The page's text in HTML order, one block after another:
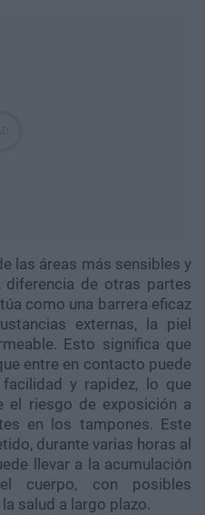
las áreas más sensibles y
de otras partes
como una barrera eficaz
externas, la piel
Esto significa que
entre en contacto puede
y rapidez, lo que
el riesgo de exposición a
en los tampones. Este
durante varias horas al
llevar a la acumulación
cuerpo, con posibles
salud a largo plazo.